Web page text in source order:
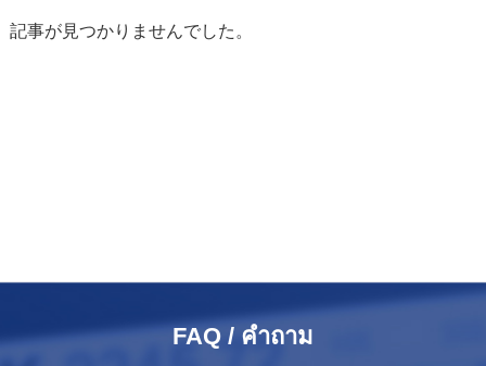
記事が見つかりませんでした。
FAQ / คำถาม